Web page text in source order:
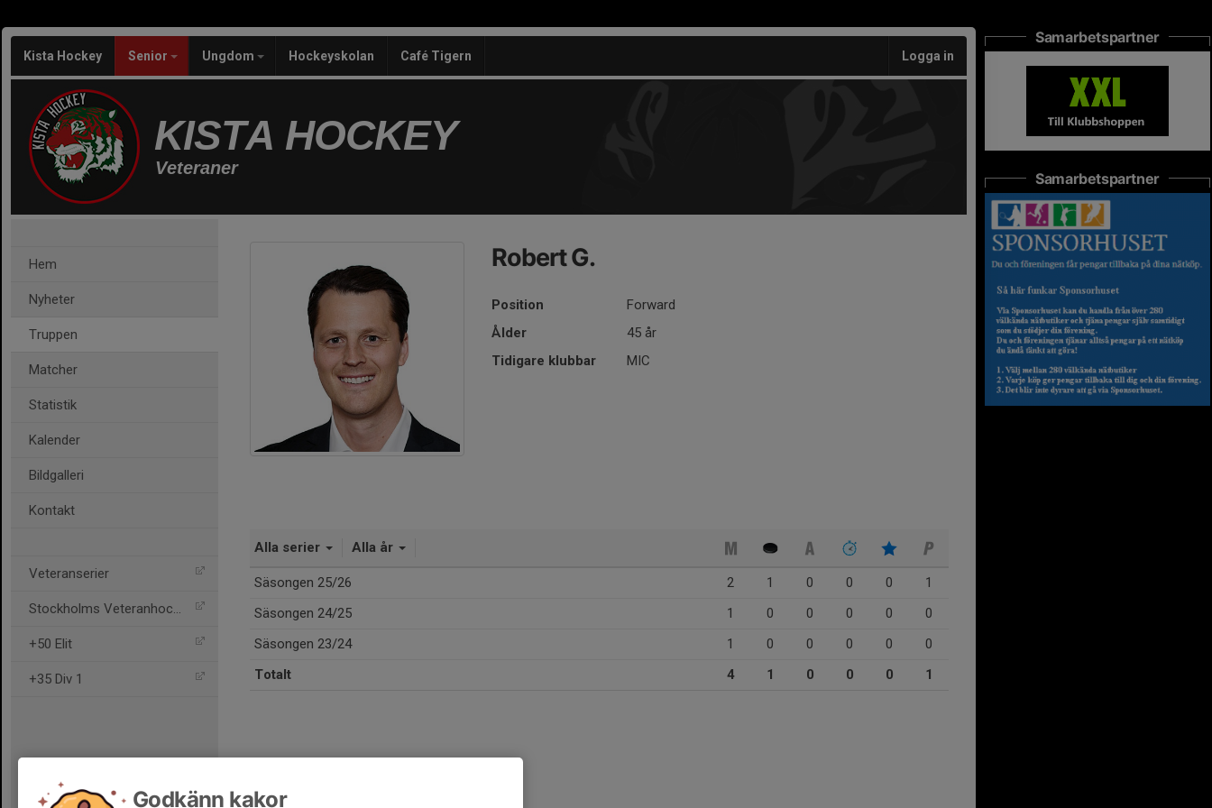
Kista Hockey Senior Ungdom Hockeyskolan Café Tigern Logga in
KISTA HOCKEY
Veteraner
Hem
Nyheter
Truppen
Matcher
Statistik
Kalender
Bildgalleri
Kontakt
Veteranserier
Stockholms Veteranhockey
+50 Elit
+35 Div 1
Robert G.
Position
Forward
Ålder
45 år
Tidigare klubbar
MIC
Alla serier Alla år
Säsongen 25/26 2 1 0 0 0
1
Säsongen 24/25
1 0 0 0 0
0
Säsongen 23/24
1 0 0 0 0
0
Totalt
4 1 0 0 0 1
Samarbetspartner
Samarbetspartner
Godkänn kakor